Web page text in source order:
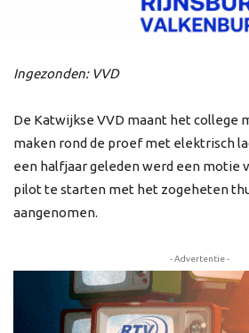
Ingezonden: VVD
De Katwijkse VVD maant het college
maken rond de proef met elektrisch
een halfjaar geleden werd een motie
pilot te starten met het zogeheten
aangenomen.
- Advertentie -